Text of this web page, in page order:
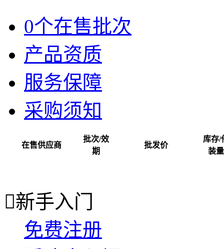
0个在售批次
产品资质
服务保障
采购须知
在售供应商
批次/效
期
批发价
库存/
装量
新手入门
免费注册